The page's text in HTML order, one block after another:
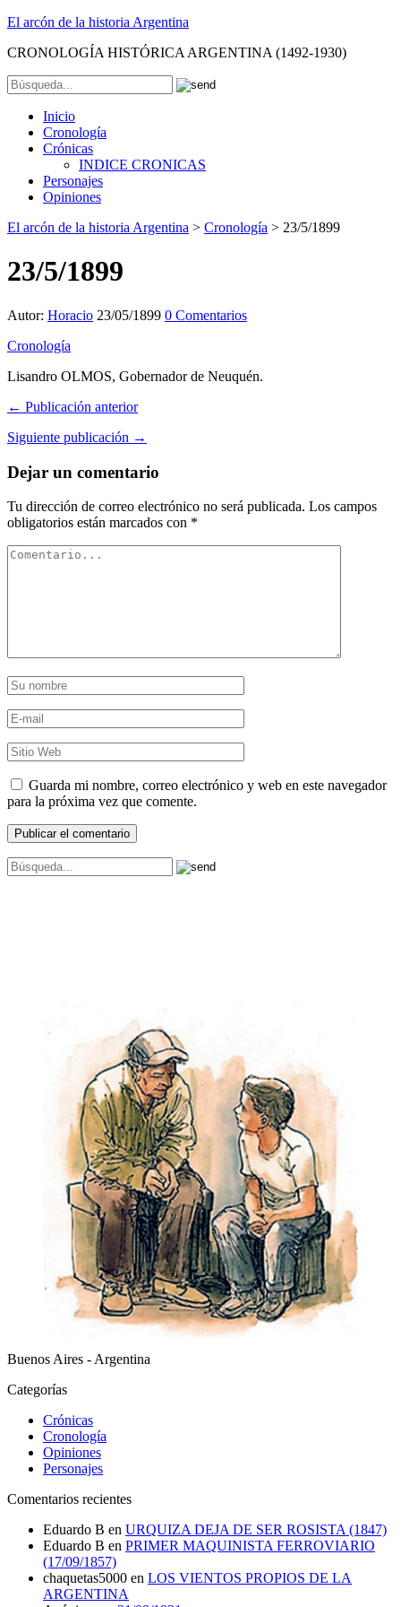
El arcón de la historia Argentina
CRONOLOGÍA HISTÓRICA ARGENTINA (1492-1930)
Inicio
Cronología
Crónicas
INDICE CRONICAS
Personajes
Opiniones
El arcón de la historia Argentina > Cronología > 23/5/1899
23/5/1899
Autor: Horacio 23/05/1899 0 Comentarios
Cronología
Lisandro OLMOS, Gobernador de Neuquén.
← Publicación anterior
Siguiente publicación →
Dejar un comentario
Tu dirección de correo electrónico no será publicada. Los campos
obligatorios están marcados con *
Guarda mi nombre, correo electrónico y web en este navegador
para la próxima vez que comente.
Buenos Aires - Argentina
Categorías
Crónicas
Cronología
Opiniones
Personajes
Comentarios recientes
Eduardo B en URQUIZA DEJA DE SER ROSISTA (1847)
Eduardo B en PRIMER MAQUINISTA FERROVIARIO
(17/09/1857)
chaquetas5000 en LOS VIENTOS PROPIOS DE LA
ARGENTINA